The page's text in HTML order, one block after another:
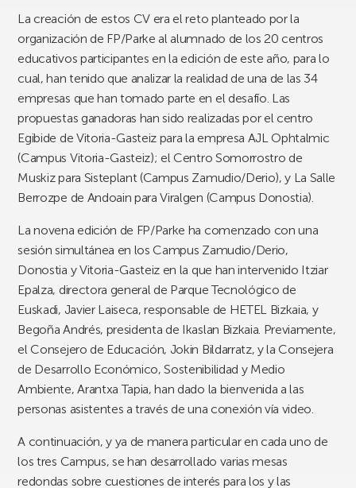
La creación de estos CV era el reto planteado por la
organización de FP/Parke al alumnado de los 20 centros
educativos participantes en la edición de este año, para lo
cual, han tenido que analizar la realidad de una de las 34
empresas que han tomado parte en el desafío. Las
propuestas ganadoras han sido realizadas por el centro
Egibide de Vitoria-Gasteiz para la empresa AJL Ophtalmic
(Campus Vitoria-Gasteiz); el Centro Somorrostro de
Muskiz para Sisteplant (Campus Zamudio/Derio), y La Salle
Berrozpe de Andoain para Viralgen (Campus Donostia).
La novena edición de FP/Parke ha comenzado con una
sesión simultánea en los Campus Zamudio/Derio,
Donostia y Vitoria-Gasteiz en la que han intervenido Itziar
Epalza, directora general de Parque Tecnológico de
Euskadi, Javier Laiseca, responsable de HETEL Bizkaia, y
Begoña Andrés, presidenta de Ikaslan Bizkaia. Previamente,
el Consejero de Educación, Jokin Bildarratz, y la Consejera
de Desarrollo Económico, Sostenibilidad y Medio
Ambiente, Arantxa Tapia, han dado la bienvenida a las
personas asistentes a través de una conexión vía video.
A continuación, y ya de manera particular en cada uno de
los tres Campus, se han desarrollado varias mesas
redondas sobre cuestiones de interés para los y las